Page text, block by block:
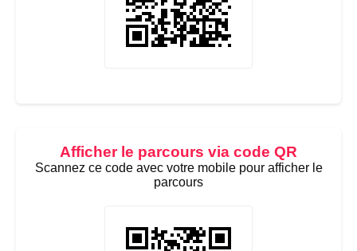
Afficher le parcours via code QR
Scannez ce code avec votre mobile pour afficher le
parcours